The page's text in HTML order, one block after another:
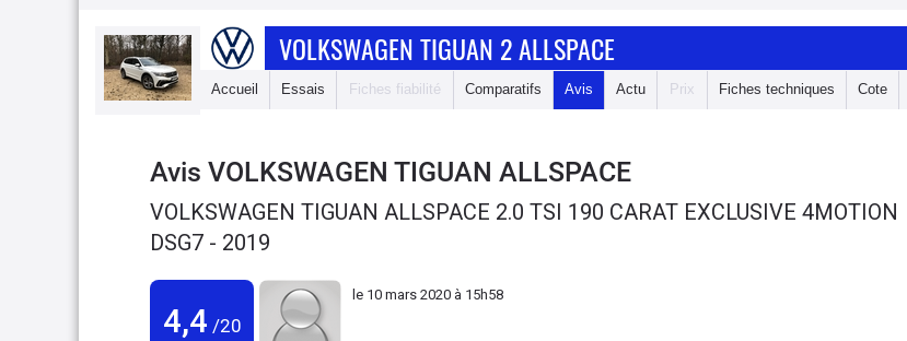
VOLKSWAGEN TIGUAN 2 ALLSPACE
Accueil Essais Fiches fiabilité Comparatifs Avis Actu Prix Fiches techniques Cote
Avis VOLKSWAGEN TIGUAN ALLSPACE
VOLKSWAGEN TIGUAN ALLSPACE 2.0 TSI 190 CARAT EXCLUSIVE 4MOTION
DSG7 - 2019
4,4 /20
le 10 mars 2020 à 15h58